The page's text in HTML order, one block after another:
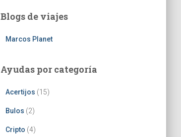
Blogs de viajes
Marcos Planet
Ayudas por categoría
Acertijos (15)
Bulos (2)
Cripto (4)